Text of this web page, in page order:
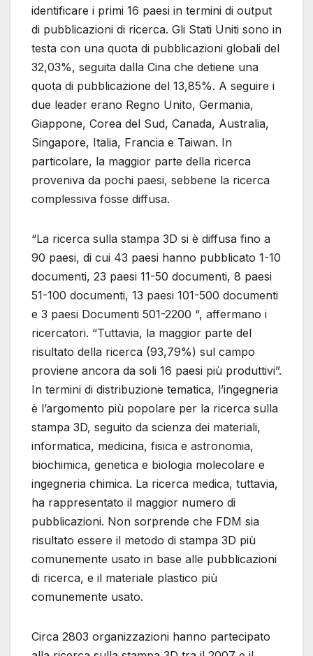
identificare i primi 16 paesi in termini di output
di pubblicazioni di ricerca. Gli Stati Uniti sono in
testa con una quota di pubblicazioni globali del
32,03%, seguita dalla Cina che detiene una
quota di pubblicazione del 13,85%. A seguire i
due leader erano Regno Unito, Germania,
Giappone, Corea del Sud, Canada, Australia,
Singapore, Italia, Francia e Taiwan. In
particolare, la maggior parte della ricerca
proveniva da pochi paesi, sebbene la ricerca
complessiva fosse diffusa.
“La ricerca sulla stampa 3D si è diffusa fino a
90 paesi, di cui 43 paesi hanno pubblicato 1-10
documenti, 23 paesi 11-50 documenti, 8 paesi
51-100 documenti, 13 paesi 101-500 documenti
e 3 paesi Documenti 501-2200 “, affermano i
ricercatori. “Tuttavia, la maggior parte del
risultato della ricerca (93,79%) sul campo
proviene ancora da soli 16 paesi più produttivi”.
In termini di distribuzione tematica, l’ingegneria
è l’argomento più popolare per la ricerca sulla
stampa 3D, seguito da scienza dei materiali,
informatica, medicina, fisica e astronomia,
biochimica, genetica e biologia molecolare e
ingegneria chimica. La ricerca medica, tuttavia,
ha rappresentato il maggior numero di
pubblicazioni. Non sorprende che FDM sia
risultato essere il metodo di stampa 3D più
comunemente usato in base alle pubblicazioni
di ricerca, e il materiale plastico più
comunemente usato.
Circa 2803 organizzazioni hanno partecipato